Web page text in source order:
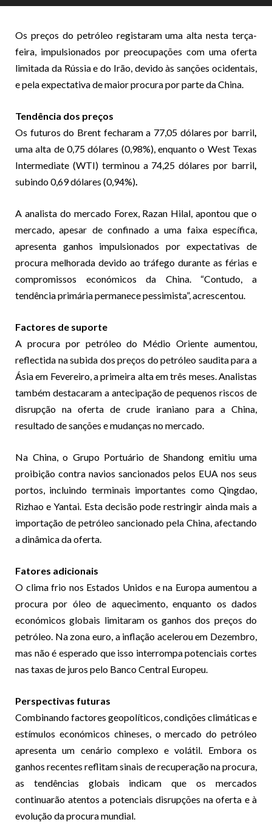
Os preços do petróleo registaram uma alta nesta terça-
feira, impulsionados por preocupações com uma oferta
limitada da Rússia e do Irão, devido às sanções ocidentais,
e pela expectativa de maior procura por parte da China.
Tendência dos preços
Os futuros do Brent fecharam a 77,05 dólares por barril,
uma alta de 0,75 dólares (0,98%), enquanto o West Texas
Intermediate (WTI) terminou a 74,25 dólares por barril,
subindo0,69 dólares (0,94%).
A analista do mercado Forex, Razan Hilal, apontou que o
mercado, apesar de confinado a uma faixa específica,
apresenta ganhos impulsionados por expectativas de
procura melhorada devido ao tráfego durante as férias e
compromissos económicos da China. “Contudo, a
tendência primária permanece pessimista”, acrescentou.
Factores de suporte
A procura por petróleo do Médio Oriente aumentou,
reflectida na subida dos preços do petróleo saudita para a
Ásia em Fevereiro, a primeira alta em três meses. Analistas
também destacaram a antecipação de pequenos riscos de
disrupção na oferta de crude iraniano para a China,
resultado de sanções e mudanças no mercado.
Na China, o Grupo Portuário de Shandong emitiu uma
proibição contra navios sancionados pelos EUA nos seus
portos, incluindo terminais importantes como Qingdao,
Rizhao e Yantai. Esta decisão pode restringir ainda mais a
importação de petróleo sancionado pela China, afectando
a dinâmica da oferta.
Fatores adicionais
O clima frio nos Estados Unidos e na Europa aumentou a
procura por óleo de aquecimento, enquanto os dados
económicos globais limitaram os ganhos dos preços do
petróleo. Na zona euro, a inflação acelerou em Dezembro,
mas não é esperado que isso interrompa potenciais cortes
nas taxas de juros pelo Banco Central Europeu.
Perspectivas futuras
Combinando factores geopolíticos, condições climáticas e
estímulos económicos chineses, o mercado do petróleo
apresenta um cenário complexo e volátil. Embora os
ganhos recentes reflitam sinais de recuperação na procura,
as tendências globais indicam que os mercados
continuarão atentos a potenciais disrupções na oferta e à
evolução da procura mundial.